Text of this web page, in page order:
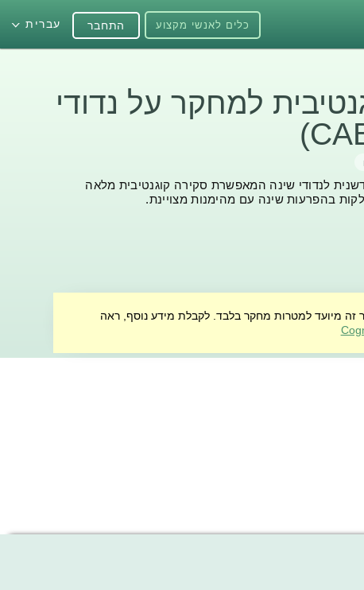
כלים לאנשי מקצוע עברית התחבר
למחקר על נדודי
לנדודי שינה המאפשרת סקירה קוגנטיבית מלאה
בהפרעות שינה עם מהימנות מצויינת.
זה מיועד למטרות מחקר בלבד. לקבלת מידע נוסף, ראה